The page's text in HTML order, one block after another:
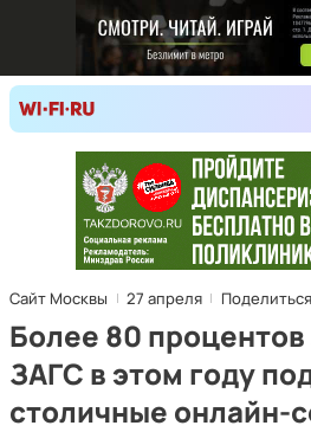
Сайт Москвы 27 апреля Поделиться
Более 80 процентов
ЗАГС в этом году
столичные онлайн-